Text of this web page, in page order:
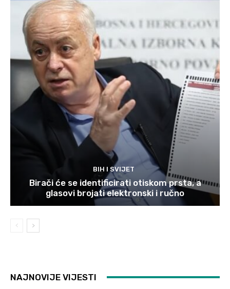
BIH I SVIJET
Birači će se identificirati otiskom prsta, a
glasovi brojati elektronski i ručno
NAJNOVIJE VIJESTI